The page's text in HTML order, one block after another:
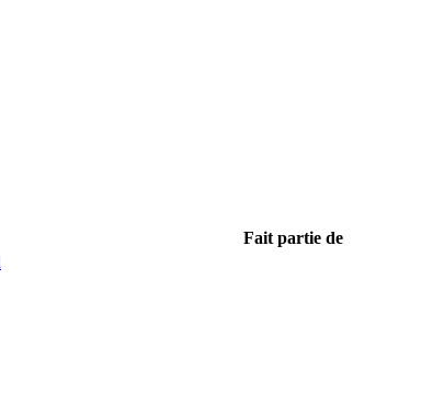
Fait partie de